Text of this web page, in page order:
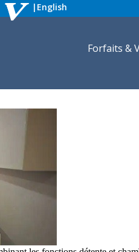
| English
Forfaits &